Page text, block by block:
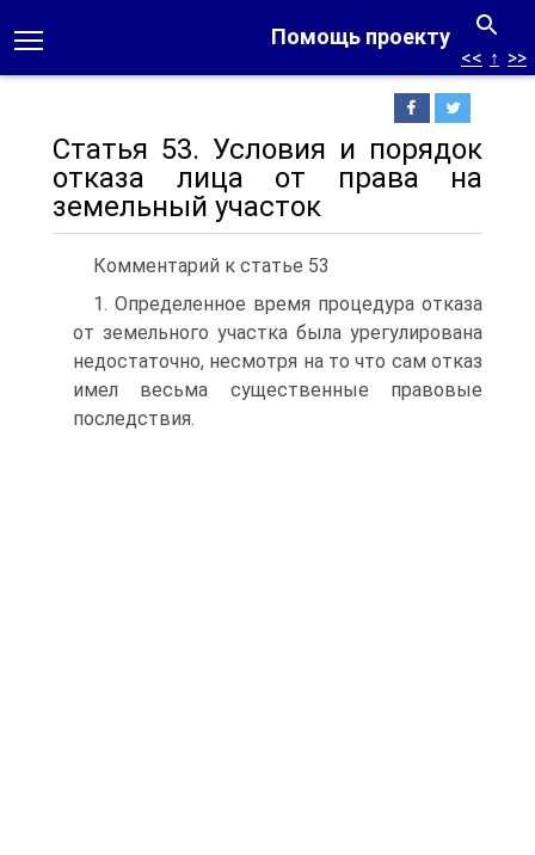
Помощь проекту
<< ↑ >>
Статья 53. Условия и порядок
отказа лица от права на
земельный участок
Комментарий к статье 53
1. Определенное время процедура отказа
от земельного участка была урегулирована
недостаточно, несмотря на то что сам отказ
имел весьма существенные правовые
последствия.